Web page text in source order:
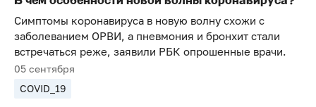
Симптомы коронавируса в новую волну схожи с
заболеванием ОРВИ, а пневмония и бронхит стали
встречаться реже, заявили РБК опрошенные врачи.
05 сентября
COVID_19